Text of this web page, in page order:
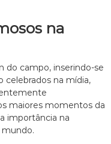
na
do campo, inserindo-se
celebrados na mídia,
maiores momentos da
importância na